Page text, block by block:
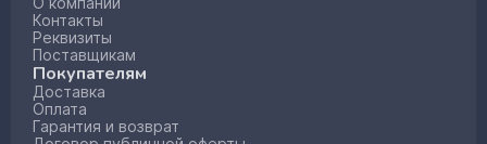
Контакты
Реквизиты
Поставщикам
Покупателям
Доставка
Оплата
Гарантия и возврат